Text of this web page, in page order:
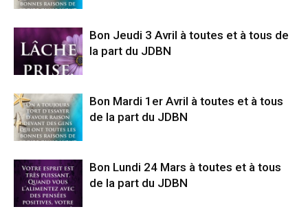
Bon Jeudi 3 Avril à toutes et à tous de
la part du JDBN
Bon Mardi 1er Avril à toutes et à tous
de la part du JDBN
Bon Lundi 24 Mars à toutes et à tous
de la part du JDBN